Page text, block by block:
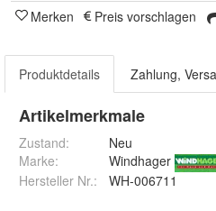
Merken Preis vorschlagen
Produktdetails Zahlung,
Artikelmerkmale
Zustand:
Neu
Marke:
Windhager
Hersteller Nr.:
WH-006711